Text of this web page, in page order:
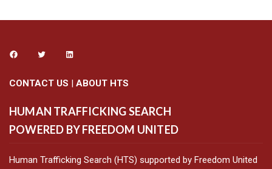
CONTACT US | ABOUT HTS
HUMAN TRAFFICKING SEARCH
POWERED BY FREEDOM UNITED
Human Trafficking Search (HTS) supported by Freedom United